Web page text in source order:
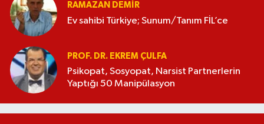
RAMAZAN DEMİR
Ev sahibi Türkiye; Sunum/Tanım FİL’ce
PROF. DR. EKREM ÇULFA
Psikopat, Sosyopat, Narsist Partnerlerin
Yaptığı 50 Manipülasyon